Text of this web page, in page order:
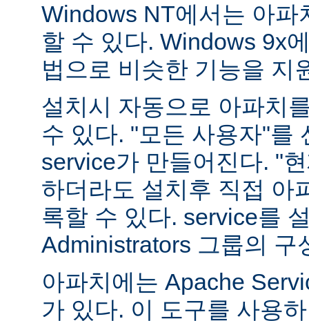
Windows NT에서는 아파
할 수 있다. Windows 9x
법으로 비슷한 기능을 지
설치시 자동으로 아파치
수 있다. "모든 사용자"를
service가 만들어진다. "
하더라도 설치후 직접 아
록할 수 있다. service를
Administrators 그룹의 구
아파치에는 Apache
가 있다. 이 도구를 사용